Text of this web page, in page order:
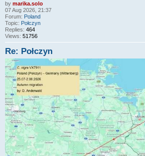
by marika.solo
07 Aug 2026, 21:37
Forum: Poland
Topic: Połczyn
Replies: 464
Views: 51756
Re: Połczyn